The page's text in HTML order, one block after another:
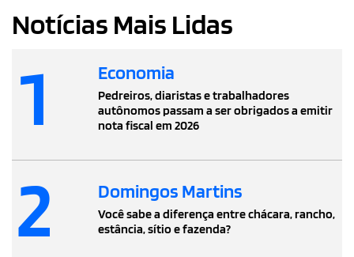
Notícias Mais Lidas
1 Economia
Pedreiros, diaristas e trabalhadores
autônomos passam a ser obrigados a emitir
nota fiscal em 2026
2 Domingos Martins
Você sabe a diferença entre chácara, rancho,
estância, sítio e fazenda?